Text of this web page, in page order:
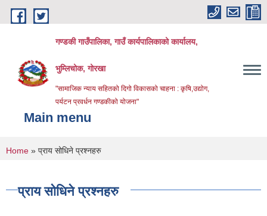
Skip to main content
गण्डकी गाउँपालिका, गाउँ कार्यपालिकाको कार्यालय,
भुम्लिचोक, गोरखा
"सामाजिक न्याय सहितको दिगो विकासको चाहना : कृषि,उद्योग,
पर्यटन प्रवर्धन गण्डकीको योजना"
Main menu
You are here
Home » प्राय सोधिने प्रश्नहरु
प्राय सोधिने प्रश्नहरु